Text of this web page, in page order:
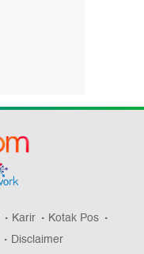
Karir
Kotak Pos
Disclaimer